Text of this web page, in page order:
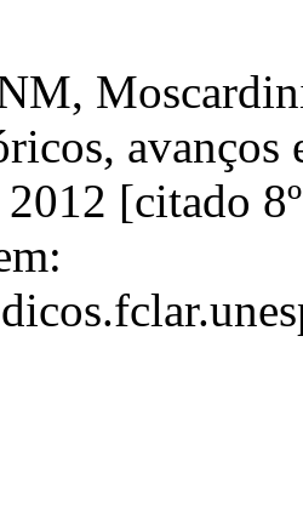
avanços
[citado